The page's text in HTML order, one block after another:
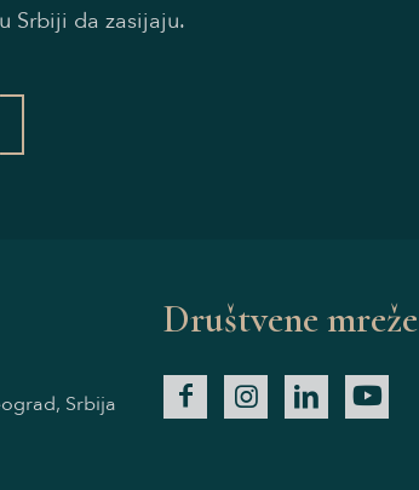
Srbiji da zasijaju.
Srbija
Društvene mreže